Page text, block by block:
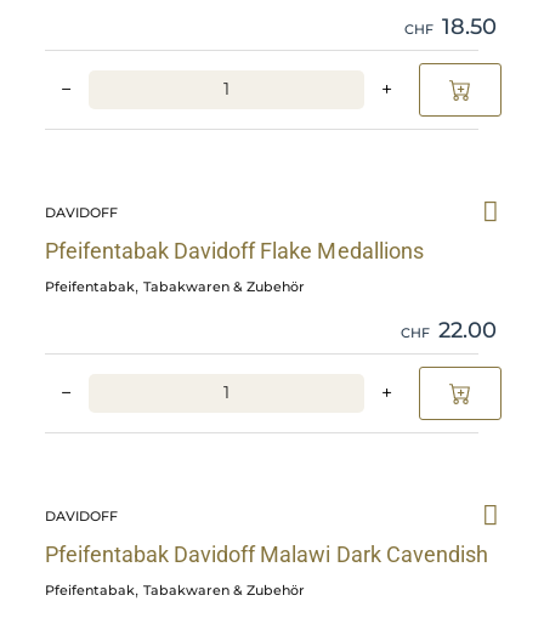
CHF 18.50
− +
Davidoff
Flake
Medallions
DAVIDOFF
Pfeifentabak Davidoff Flake Medallions
Pfeifentabak, Tabakwaren & Zubehör
CHF 22.00
− +
Davidoff
Malawi
Dark
DAVIDOFF
Pfeifentabak Davidoff Malawi Dark Cavendish
Pfeifentabak, Tabakwaren & Zubehör